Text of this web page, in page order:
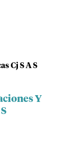
Cj S A S
Y